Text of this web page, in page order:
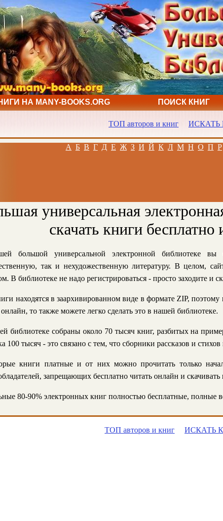
НА MANY-BOOKS.ORG ПОИСК КНИГ
ТОП авторов и книг ИСКАТЬ
А Б В Г Д Е Ж З И Й К Л М Н О П Р
универсальная
скачать книги
большой универсальной электронной библиотеке
так и нехудожественную литературу. В целом,
В библиотеке не надо регистрироваться - просто заходите и
находятся в заархивированном виде в формате ZIP,
то также можете легко сделать это в нашей библиотеке.
библиотеке собраны около 70 тысяч книг, разбитых на
100 тысяч - это связано с тем, что сборники рассказов и
книги платные и от них можно прочитать только
запрещающих бесплатно читать онлайн и
80-90% электронных книг полностью бесплатные, полные
ТОП авторов и книг ИСКАТЬ